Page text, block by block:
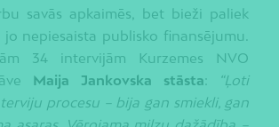
savās apkaimēs, bet bieži paliek
jo nepiesaista publisko finansējumu.
34 intervijām Kurzemes NVO
Maija Jankovska stāsta:
“Ļoti
procesu – bija gan smiekli, gan